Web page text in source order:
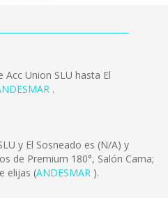
Union SLU hasta El
.
y El Sosneado es (N/A) y
de Premium 180°, Salón Cama;
elijas (ANDESMAR ).